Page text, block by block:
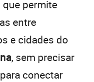
que permite
entre
e cidades do
, sem precisar
conectar